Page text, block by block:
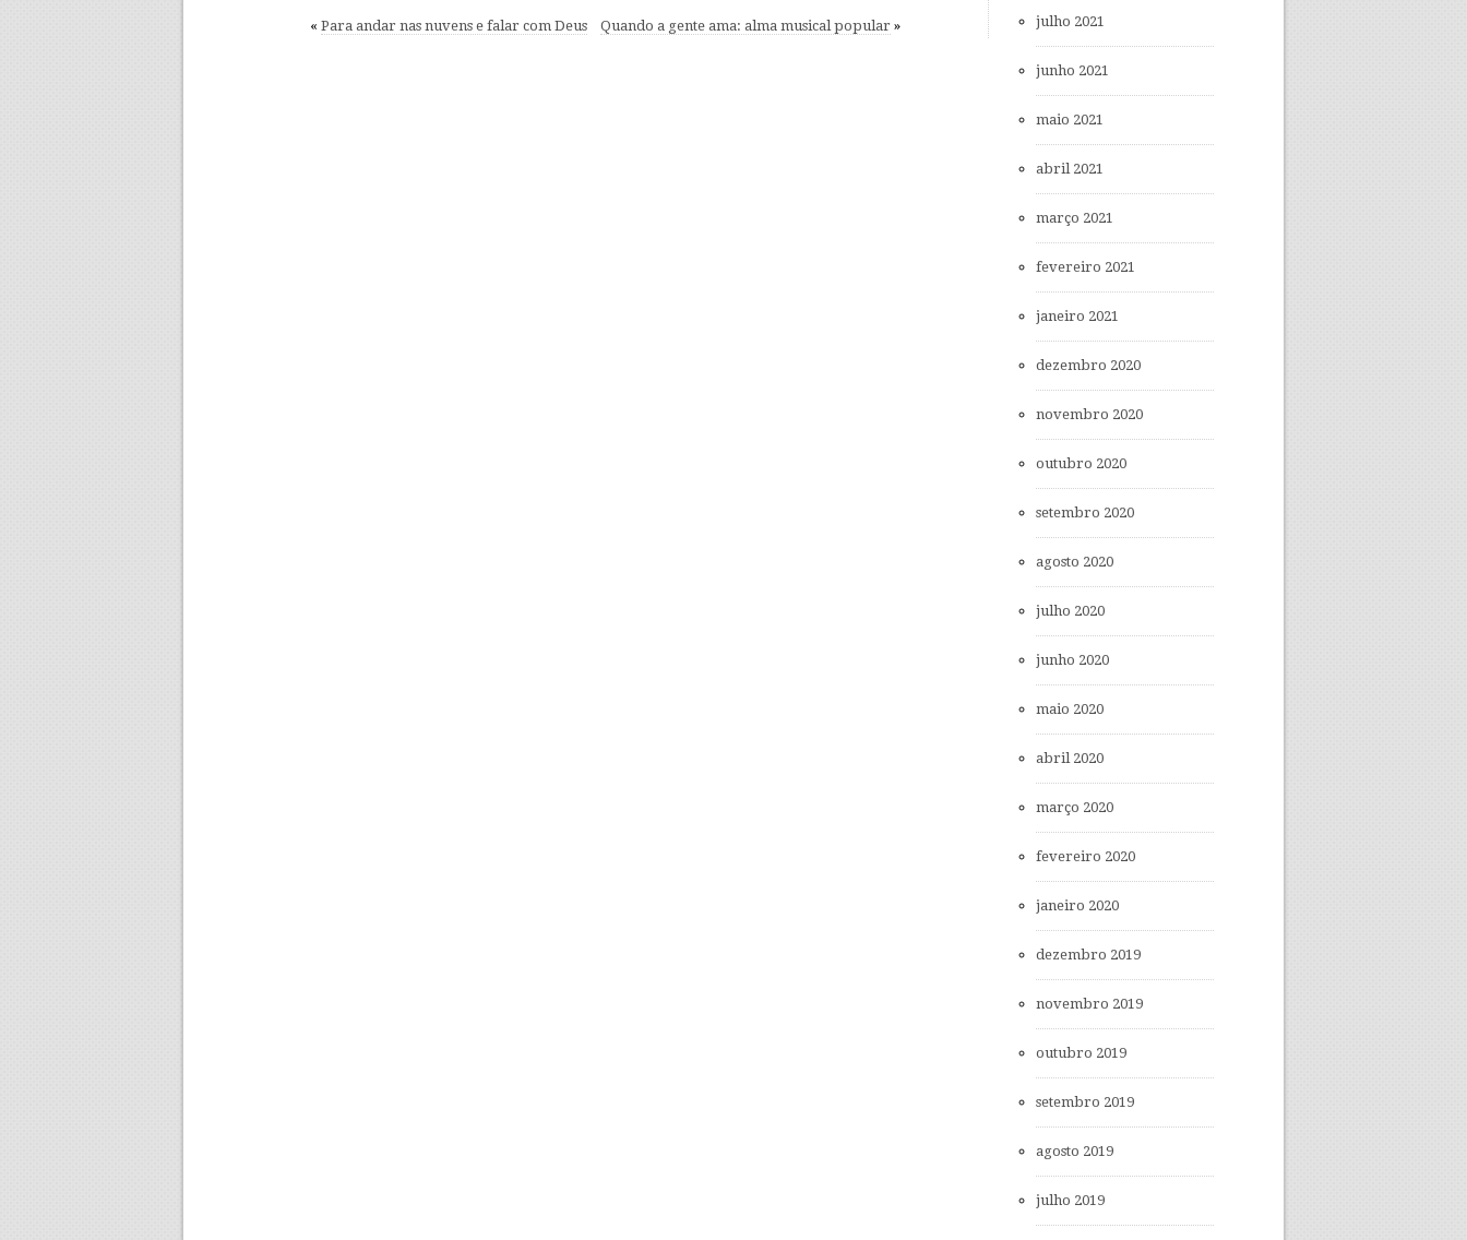
«Para andar nas nuvens e falar com Deus Quando a gente ama: alma musical popular » julho 2021
junho 2021
maio 2021
abril 2021
março 2021
fevereiro 2021
janeiro 2021
dezembro 2020
novembro 2020
outubro 2020
setembro 2020
agosto 2020
julho 2020
junho 2020
maio 2020
abril 2020
março 2020
fevereiro 2020
janeiro 2020
dezembro 2019
novembro 2019
outubro 2019
setembro 2019
agosto 2019
julho 2019